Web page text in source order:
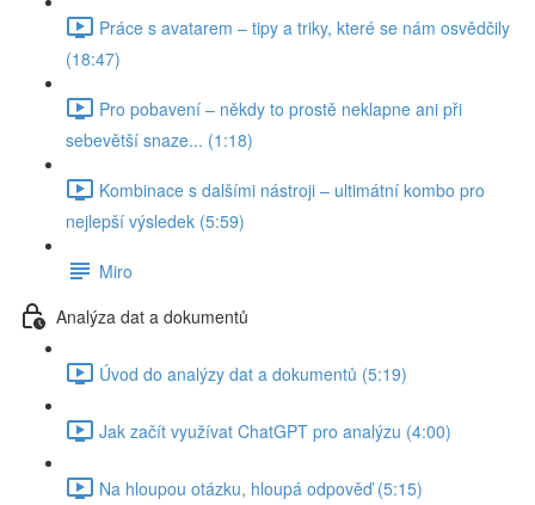
Práce s avatarem – tipy a triky, které se nám osvědčily
(18:47)
Pro pobavení – někdy to prostě neklapne ani při
sebevětší snaze... (1:18)
Kombinace s dalšími nástroji – ultimátní kombo pro
nejlepší výsledek (5:59)
Miro
Analýza dat a dokumentů
Úvod do analýzy dat a dokumentů (5:19)
Jak začít využívat ChatGPT pro analýzu (4:00)
Na hloupou otázku, hloupá odpověď (5:15)